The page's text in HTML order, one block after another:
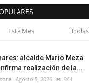
Este Mes Todas
alcalde Mario Meza
realización de la...
Agosto 5, 2026 944